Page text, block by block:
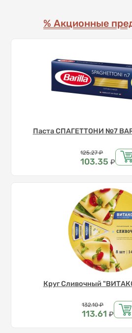
% Акционные
Паста СПАГЕТТОНИ №7
Цена
125.27 ₽
103.35 ₽
Круг Сливочный
Цена
132.10 ₽
113.61 ₽